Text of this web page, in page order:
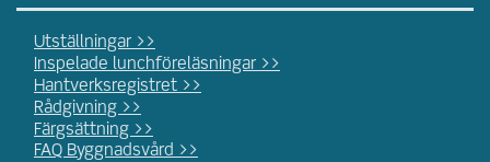
Utställningar >>
Inspelade lunchföreläsningar >>
Hantverksregistret >>
Rådgivning >>
Färgsättning >>
FAQ Byggnadsvård >>